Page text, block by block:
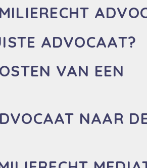
ADVOCAAT?
VAN EEN
NAAR